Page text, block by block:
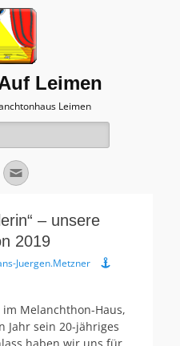
Leimen
Leimen
E-
Mail
– unsere
2019
Juergen.Metzner
im Melanchthon-Haus,
Jahr sein 20-jähriges